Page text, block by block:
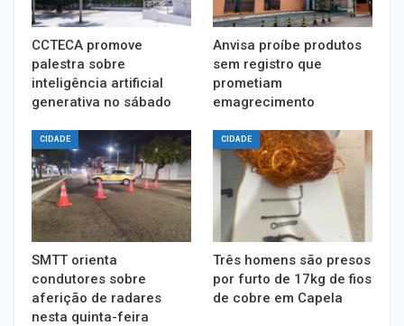
CCTECA promove
palestra sobre
inteligência artificial
generativa no sábado
Anvisa proíbe produtos
sem registro que
prometiam
emagrecimento
CIDADE
SMTT orienta
condutores sobre
aferição de radares
nesta quinta-feira
CIDADE
Três homens são presos
por furto de 17kg de fios
de cobre em Capela